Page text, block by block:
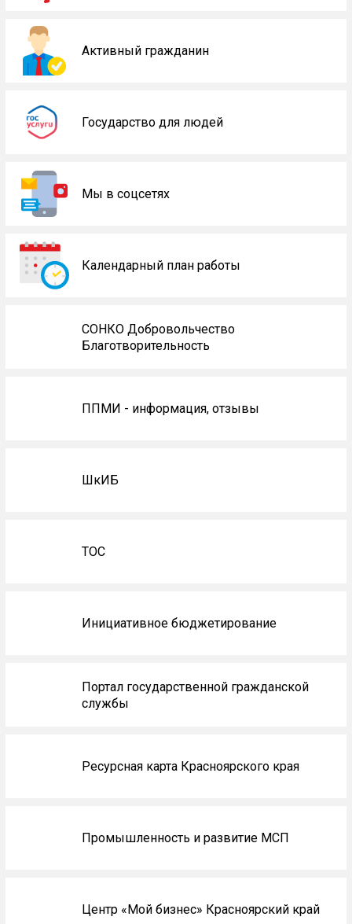
Активный гражданин
Государство для людей
Мы в соцсетях
Календарный план работы
СОНКО Добровольчество
Благотворительность
ППМИ - информация, отзывы
ШкИБ
ТОС
Инициативное бюджетирование
Портал государственной гражданской
службы
Ресурсная карта Красноярского края
Промышленность и развитие МСП
Центр «Мой бизнес» Красноярский край